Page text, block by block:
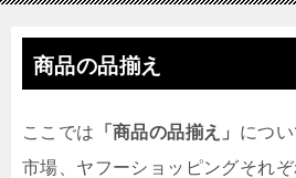
商品の品揃え
ここでは 「商品の品揃え」 につ
市場、ヤフーショッピングそれ